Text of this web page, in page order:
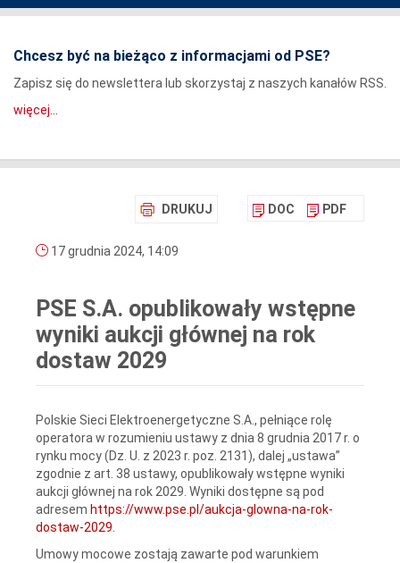
Chcesz być na bieżąco z informacjami od PSE?
Zapisz się do newslettera lub skorzystaj z naszych kanałów RSS.
więcej...
DRUKUJ DOC PDF
17 grudnia 2024, 14:09
PSE S.A. opublikowały wstępne
wyniki aukcji głównej na rok
dostaw 2029
Polskie Sieci Elektroenergetyczne S.A., pełniące rolę
operatora w rozumieniu ustawy z dnia 8 grudnia 2017 r. o
rynku mocy (Dz. U. z 2023 r. poz. 2131), dalej „ustawa”
zgodnie z art. 38 ustawy, opublikowały wstępne wyniki
aukcji głównej na rok 2029. Wyniki dostępne są pod
adresem https://www.pse.pl/aukcja-glowna-na-rok-
dostaw-2029
Umowy mocowe zostają zawarte pod warunkiem